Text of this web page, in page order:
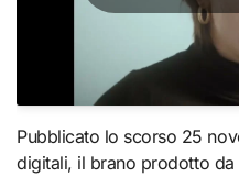
Pubblicato lo scorso 25
digitali, il brano prodotto da